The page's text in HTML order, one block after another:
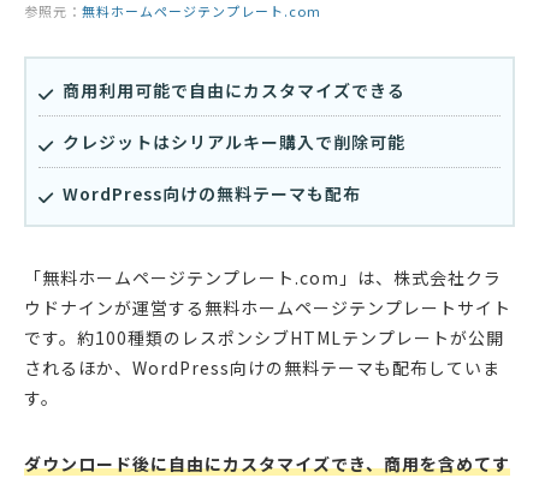
参照元： 無料ホームページテンプレート.com
商用利用可能で自由にカスタマイズできる
クレジットはシリアルキー購入で削除可能
WordPress向けの無料テーマも配布
「無料ホームページテンプレート.com」は、株式会社クラ
ウドナインが運営する無料ホームページテンプレートサイト
です。約100種類のレスポンシブHTMLテンプレートが公開
されるほか、WordPress向けの無料テーマも配布していま
す。
ダウンロード後に自由にカスタマイズでき、商用を含めてす